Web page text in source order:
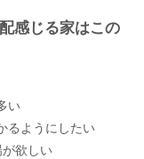
感じる家はこの
い
るようにしたい
欲しい